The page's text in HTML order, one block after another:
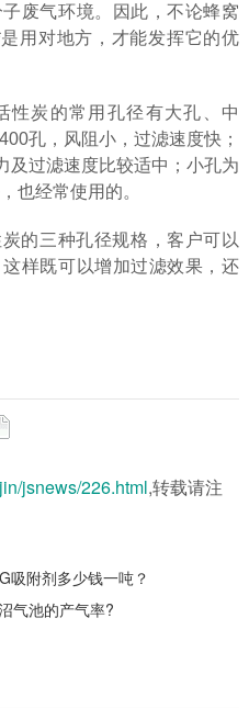
废气环境。因此，不论蜂窝
用对地方，才能发挥它的优
性炭的常用孔径有大孔、中
孔，风阻小，过滤速度快；
及过滤速度比较适中；小孔为
也经常使用的。
的三种孔径规格，客户可以
样既可以增加过滤效果，还
jsnews/226.html,转载请注
吸附剂多少钱一吨？
气池的产气率?